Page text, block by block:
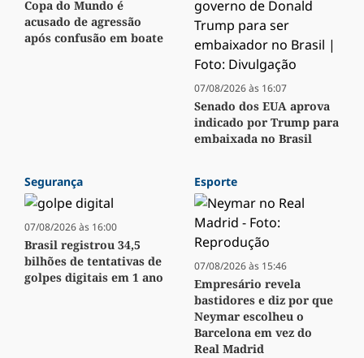
Copa do Mundo é
acusado de agressão
após confusão em boate
07/08/2026 às 16:07
Senado dos EUA aprova
indicado por Trump para
embaixada no Brasil
Segurança
07/08/2026 às 16:00
Brasil registrou 34,5
bilhões de tentativas de
golpes digitais em 1 ano
Esporte
07/08/2026 às 15:46
Empresário revela
bastidores e diz por que
Neymar escolheu o
Barcelona em vez do
Real Madrid